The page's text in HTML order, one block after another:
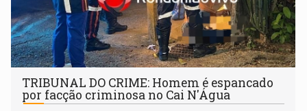
TRIBUNAL DO CRIME: Homem é espancado
por facção criminosa no Cai N'Água